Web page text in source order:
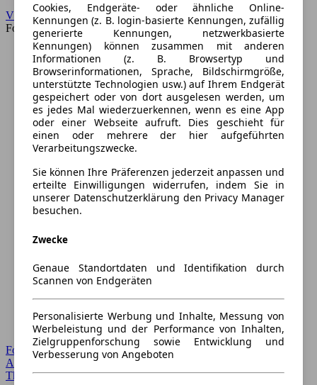
VW
Forum
Forum Startseite
Alle Auto-Foren
Themen-Forum
Cookies, Endgeräte- oder ähnliche Online-
Kennungen (z. B. login-basierte Kennungen, zufällig
generierte Kennungen, netzwerkbasierte
Kennungen) können zusammen mit anderen
Informationen (z. B. Browsertyp und
Browserinformationen, Sprache, Bildschirmgröße,
unterstützte Technologien usw.) auf Ihrem Endgerät
gespeichert oder von dort ausgelesen werden, um
es jedes Mal wiederzuerkennen, wenn es eine App
oder einer Webseite aufruft. Dies geschieht für
einen oder mehrere der hier aufgeführten
Verarbeitungszwecke.
Sie können Ihre Präferenzen jederzeit anpassen und
erteilte Einwilligungen widerrufen, indem Sie in
unserer Datenschutzerklärung den Privacy Manager
besuchen.
Zwecke
Genaue Standortdaten und Identifikation durch
Scannen von Endgeräten
Personalisierte Werbung und Inhalte, Messung von
Werbeleistung und der Performance von Inhalten,
Zielgruppenforschung sowie Entwicklung und
Verbesserung von Angeboten